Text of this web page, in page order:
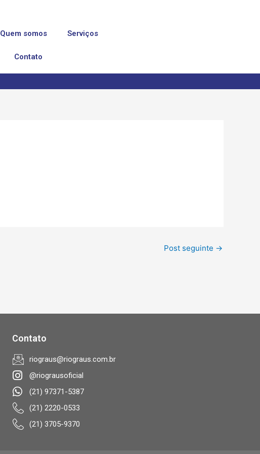
Quem somos Serviços
Contato
Post seguinte →
Contato
riograus@riograus.com.br
@riograusoficial
(21) 97371-5387
(21) 2220-0533
(21) 3705-9370